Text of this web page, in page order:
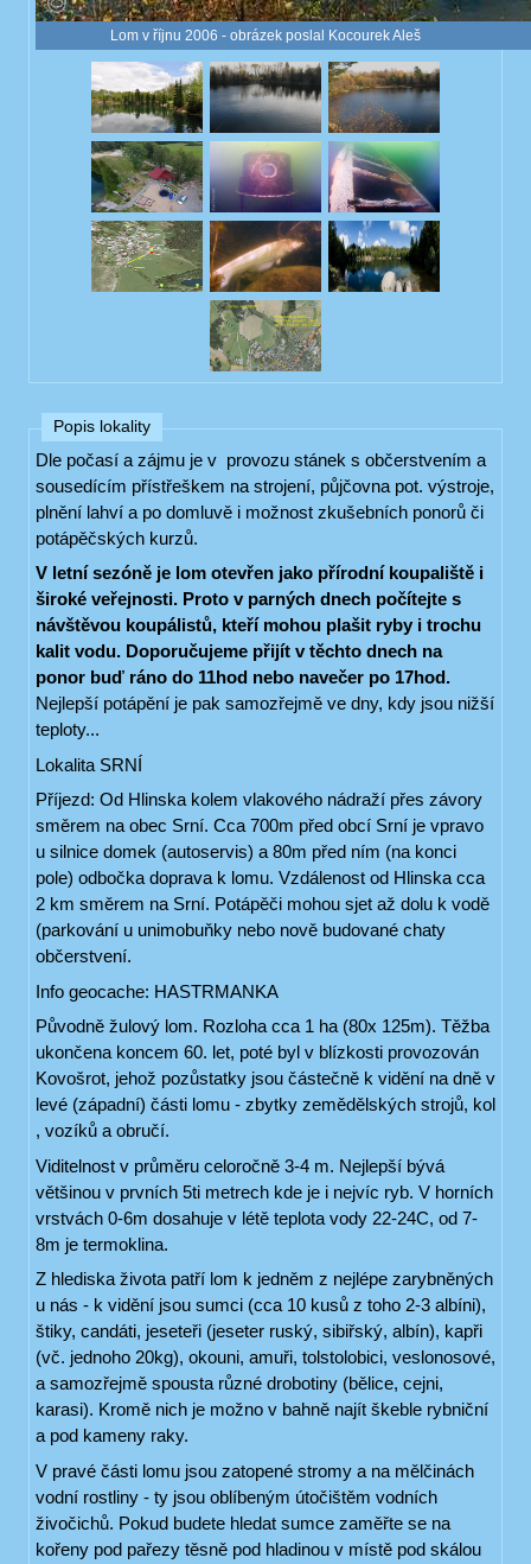
Lom v říjnu 2006 - obrázek poslal Kocourek Aleš
Popis lokality
Dle počasí a zájmu je v provozu stánek s občerstvením a
sousedícím přístřeškem na strojení, půjčovna pot. výstroje,
plnění lahví a po domluvě i možnost zkušebních ponorů či
potápěčských kurzů.
V letní sezóně je lom otevřen jako přírodní koupaliště i
široké veřejnosti. Proto v parných dnech počítejte s
návštěvou koupálistů, kteří mohou plašit ryby i trochu
kalit vodu. Doporučujeme přijít v těchto dnech na
ponor buď ráno do 11hod nebo navečer po 17hod.
Nejlepší potápění je pak samozřejmě ve dny, kdy jsou nižší
teploty...
Lokalita SRNÍ
Příjezd: Od Hlinska kolem vlakového nádraží přes závory
směrem na obec Srní. Cca 700m před obcí Srní je vpravo
u silnice domek (autoservis) a 80m před ním (na konci
pole) odbočka doprava k lomu. Vzdálenost od Hlinska cca
2 km směrem na Srní. Potápěči mohou sjet až dolu k vodě
(parkování u unimobuňky nebo nově budované chaty
občerstvení.
Info geocache: HASTRMANKA
Původně žulový lom. Rozloha cca 1 ha (80x 125m). Těžba
ukončena koncem 60. let, poté byl v blízkosti provozován
Kovošrot, jehož pozůstatky jsou částečně k vidění na dně v
levé (západní) části lomu - zbytky zemědělských strojů, kol
, vozíků a obručí.
Viditelnost v průměru celoročně 3-4 m. Nejlepší bývá
většinou v prvních 5ti metrech kde je i nejvíc ryb. V horních
vrstvách 0-6m dosahuje v létě teplota vody 22-24C, od 7-
8m je termoklina.
Z hlediska života patří lom k jedněm z nejlépe zarybněných
u nás - k vidění jsou sumci (cca 10 kusů z toho 2-3 albíni),
štiky, candáti, jeseteři (jeseter ruský, sibiřský, albín), kapři
(vč. jednoho 20kg), okouni, amuři, tolstolobici, veslonosové,
a samozřejmě spousta různé drobotiny (bělice, cejni,
karasi). Kromě nich je možno v bahně najít škeble rybniční
a pod kameny raky.
V pravé části lomu jsou zatopené stromy a na mělčinách
vodní rostliny - ty jsou oblíbeným útočištěm vodních
živočichů. Pokud budete hledat sumce zaměřte se na
kořeny pod pařezy těsně pod hladinou v místě pod skálou